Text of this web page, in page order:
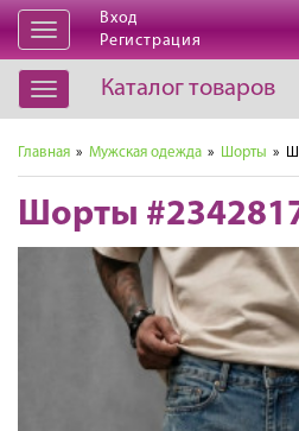
Открыть
навигацию
Вход
Регистрация
Открыть
навигацию
Каталог товаров
Главная » Мужская одежда » Шорты »
Шорты